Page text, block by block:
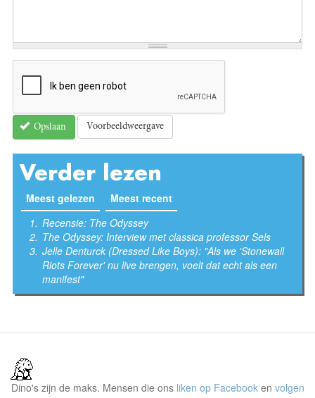
Opslaan Voorbeeldweergave
Verder lezen
Meest gelezen (actieve tabblad)
Meest recent
Recensie: The Odyssey
The Odyssey: Interview met classica professor Sels
Jelle Denturck (Dressed Like Boys): "Als we 'Stonewall
Riots Forever' nu live brengen, voelt dat echt als een
manifest"
Dino's zijn de maks. Mensen die ons liken op Facebook en volgen